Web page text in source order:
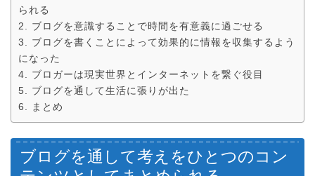
られる
ブログを意識することで時間を有意義に過ごせる
ブログを書くことによって効果的に情報を収集するよう
になった
ブロガーは現実世界とインターネットを繋ぐ役目
ブログを通して生活に張りが出た
まとめ
ブログを通して考えをひとつのコン